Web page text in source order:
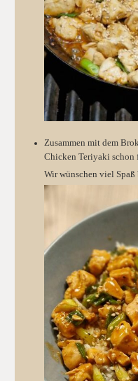
Zusammen mit dem Brokkoli und dem Reis ist euer köstliches
Chicken Teriyaki schon
Wir wünschen viel